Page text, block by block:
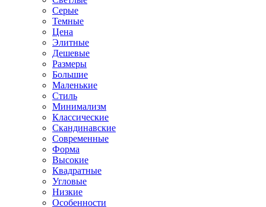
Серые
Темные
Цена
Элитные
Дешевые
Размеры
Большие
Маленькие
Стиль
Минимализм
Классические
Скандинавские
Современные
Форма
Высокие
Квадратные
Угловые
Низкие
Особенности